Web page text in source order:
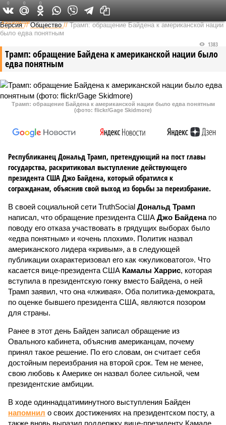
Федеральный выпуск
Версия //Общество //Трамп: обращение Байдена к американской нации
было едва понятным
Трамп: обращение Байдена к американской нации было
едва понятным
1383
Трамп: обращение Байдена к американской нации было едва понятным
(фото: flickr/Gage Skidmore)
Республиканец Дональд Трамп, претендующий на пост главы
государства, раскритиковал выступление действующего
президента США Джо Байдена, который обратился к
согражданам, объяснив свой выход из борьбы за переизбрание.
В своей социальной сети TruthSocial Дональд Трамп
написал, что обращение президента США Джо Байдена по
поводу его отказа участвовать в грядущих выборах было
«едва понятным» и «очень плохим». Политик назвал
американского лидера «кривым», а в следующей
публикации охарактеризовал его как «жуликоватого». Что
касается вице-президента США Камалы Харрис, которая
вступила в президентскую гонку вместо Байдена, о ней
Трамп заявил, что она «лживая». Оба политика-демократа,
по оценке бывшего президента США, являются позором
для страны.
Ранее в этот день Байден записал обращение из
Овального кабинета, объяснив американцам, почему
принял такое решение. По его словам, он считает себя
достойным переизбрания на второй срок. Тем не менее,
свою любовь к Америке он назвал более сильной, чем
президентские амбиции.
В ходе одиннадцатиминутного выступления Байден
напомнил о своих достижениях на президентском посту, а
также вновь выразил поддержку вице-президенту Камале
0 0 0